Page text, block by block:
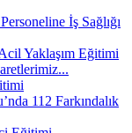
İş Sağlığı
Yaklaşım Eğitimi
112 Farkındalık